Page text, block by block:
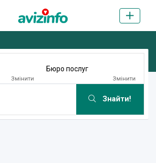
Змінити
Бюро послуг
Змінити
Знайти!